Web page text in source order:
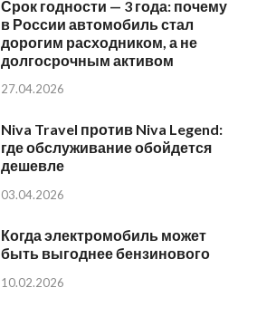
Срок годности — 3 года: почему
в России автомобиль стал
дорогим расходником, а не
долгосрочным активом
27.04.2026
Niva Travel против Niva Legend:
где обслуживание обойдется
дешевле
03.04.2026
Когда электромобиль может
быть выгоднее бензинового
10.02.2026